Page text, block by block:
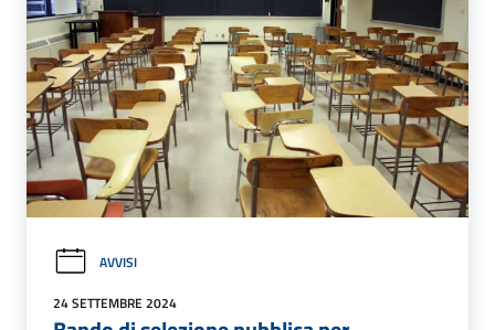
AVVISI
24 SETTEMBRE 2024